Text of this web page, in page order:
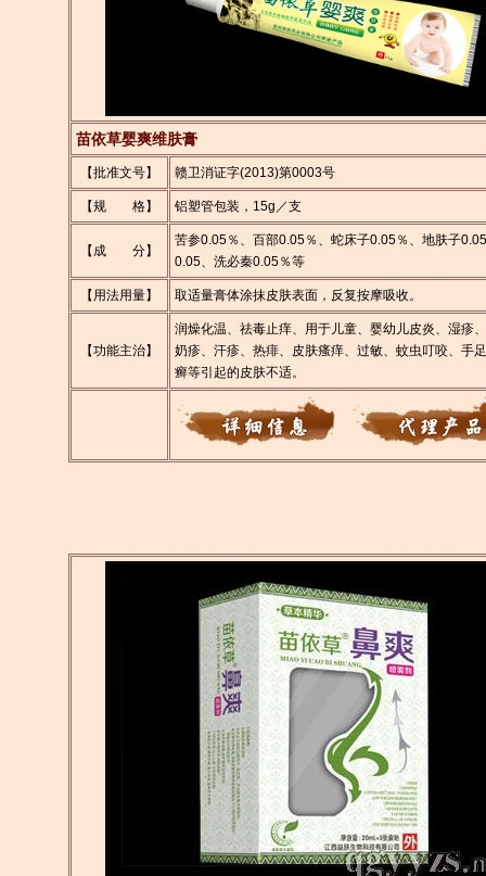
苗依草婴爽维肤膏
【批准文号】 赣卫消证字(2013)第0003号
【规 格】 铝塑管包装，15g／支
【成 分】
苦参0.05％、百部0.05％、蛇床子0.05％、地肤子
0.05、洗必秦0.05％等
【用法用量】 取适量膏体涂抹皮肤表面，反复按摩吸收。
【功能主治】
润燥化温、祛毒止痒、用于儿童、婴幼儿皮炎、湿疹
奶疹、汗疹、热痱、皮肤瘙痒、过敏、蚊虫叮咬、手
癣等引起的皮肤不适。